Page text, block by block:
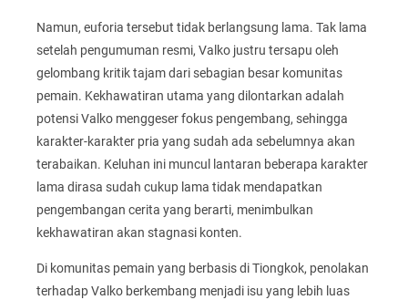
Namun, euforia tersebut tidak berlangsung lama. Tak lama
setelah pengumuman resmi, Valko justru tersapu oleh
gelombang kritik tajam dari sebagian besar komunitas
pemain. Kekhawatiran utama yang dilontarkan adalah
potensi Valko menggeser fokus pengembang, sehingga
karakter-karakter pria yang sudah ada sebelumnya akan
terabaikan. Keluhan ini muncul lantaran beberapa karakter
lama dirasa sudah cukup lama tidak mendapatkan
pengembangan cerita yang berarti, menimbulkan
kekhawatiran akan stagnasi konten.
Di komunitas pemain yang berbasis di Tiongkok, penolakan
terhadap Valko berkembang menjadi isu yang lebih luas